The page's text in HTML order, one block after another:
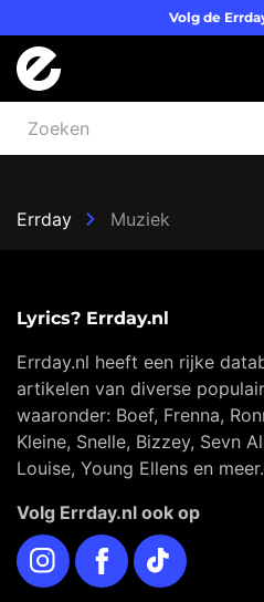
Volg de
Errday Muziek
Lyrics? Errday.nl
Errday.nl heeft een rijke
artikelen van diverse
waaronder: Boef, Frenna,
Kleine, Snelle, Bizzey, Sevn
Louise, Young Ellens en
Volg Errday.nl ook op
InstagramFacebookTikTok